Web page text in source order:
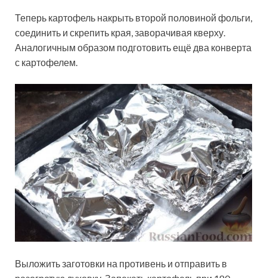
Теперь картофель накрыть второй половиной фольги,
соединить и скрепить края, заворачивая кверху.
Аналогичным образом подготовить ещё два конверта
с картофелем.
Выложить заготовки на противень и отправить в